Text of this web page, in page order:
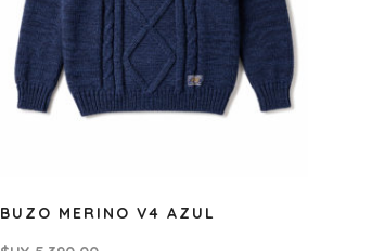
BUZO MERINO V4 AZUL